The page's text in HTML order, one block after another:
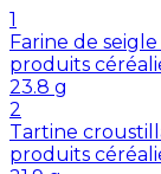
1
Farine de seigle
produits
23.8 g
2
Tartine
produits